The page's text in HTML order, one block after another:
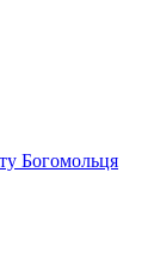
Богомольця